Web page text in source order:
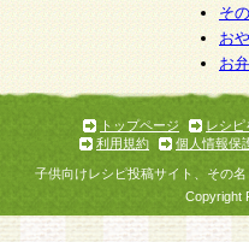
そ
お
お
トップページ
レシピ
利用規約
個人情報保
子供向けレシピ投稿サイト、その
Copyright